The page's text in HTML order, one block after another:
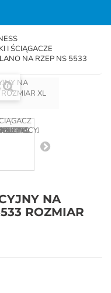
I ŚCIĄGACZE
NA RZEP NS 5533
ROZMIAR